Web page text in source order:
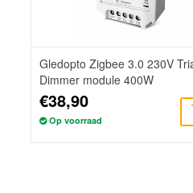
Gledopto Zigbee 3.0 230V
Dimmer module 400W
€38,90
Op voorraad